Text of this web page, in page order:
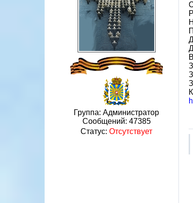
Группа: Администратор
Сообщений: 47385
Статус: Отсутствует